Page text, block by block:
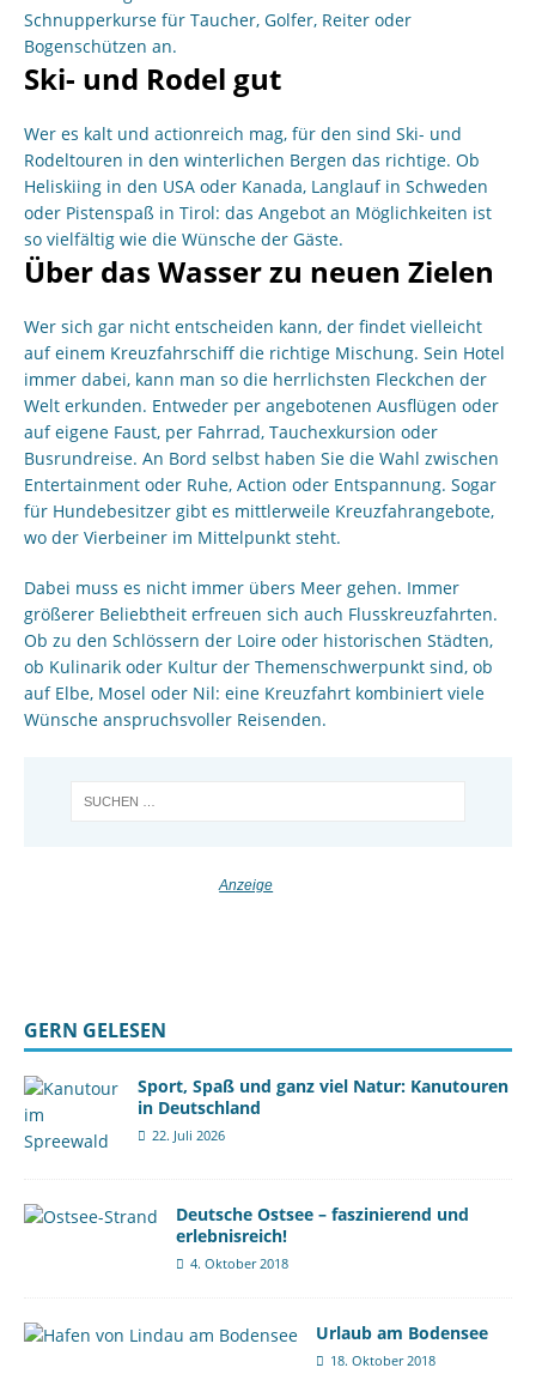
Schnupperkurse für Taucher, Golfer, Reiter oder
Bogenschützen an.
Ski- und Rodel gut
Wer es kalt und actionreich mag, für den sind Ski- und
Rodeltouren in den winterlichen Bergen das richtige. Ob
Heliskiing in den USA oder Kanada, Langlauf in Schweden
oder Pistenspaß in Tirol: das Angebot an Möglichkeiten ist
so vielfältig wie die Wünsche der Gäste.
Über das Wasser zu neuen Zielen
Wer sich gar nicht entscheiden kann, der findet vielleicht
auf einem Kreuzfahrschiff die richtige Mischung. Sein Hotel
immer dabei, kann man so die herrlichsten Fleckchen der
Welt erkunden. Entweder per angebotenen Ausflügen oder
auf eigene Faust, per Fahrrad, Tauchexkursion oder
Busrundreise. An Bord selbst haben Sie die Wahl zwischen
Entertainment oder Ruhe, Action oder Entspannung. Sogar
für Hundebesitzer gibt es mittlerweile Kreuzfahrangebote,
wo der Vierbeiner im Mittelpunkt steht.
Dabei muss es nicht immer übers Meer gehen. Immer
größerer Beliebtheit erfreuen sich auch Flusskreuzfahrten.
Ob zu den Schlössern der Loire oder historischen Städten,
ob Kulinarik oder Kultur der Themenschwerpunkt sind, ob
auf Elbe, Mosel oder Nil: eine Kreuzfahrt kombiniert viele
Wünsche anspruchsvoller Reisenden.
GERN GELESEN
Sport, Spaß und ganz viel Natur: Kanutouren
in Deutschland
22. Juli 2026
Deutsche Ostsee – faszinierend und
erlebnisreich!
4. Oktober 2018
Urlaub am Bodensee
18. Oktober 2018